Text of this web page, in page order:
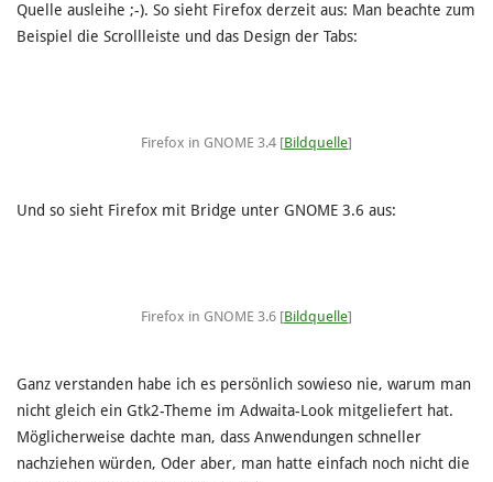
Quelle ausleihe ;-). So sieht Firefox derzeit aus: Man beachte zum
Beispiel die Scrollleiste und das Design der Tabs:
Firefox in GNOME 3.4 [Bildquelle]
Und so sieht Firefox mit Bridge unter GNOME 3.6 aus:
Firefox in GNOME 3.6 [Bildquelle]
Ganz verstanden habe ich es persönlich sowieso nie, warum man
nicht gleich ein Gtk2-Theme im Adwaita-Look mitgeliefert hat.
Möglicherweise dachte man, dass Anwendungen schneller
nachziehen würden, Oder aber, man hatte einfach noch nicht die